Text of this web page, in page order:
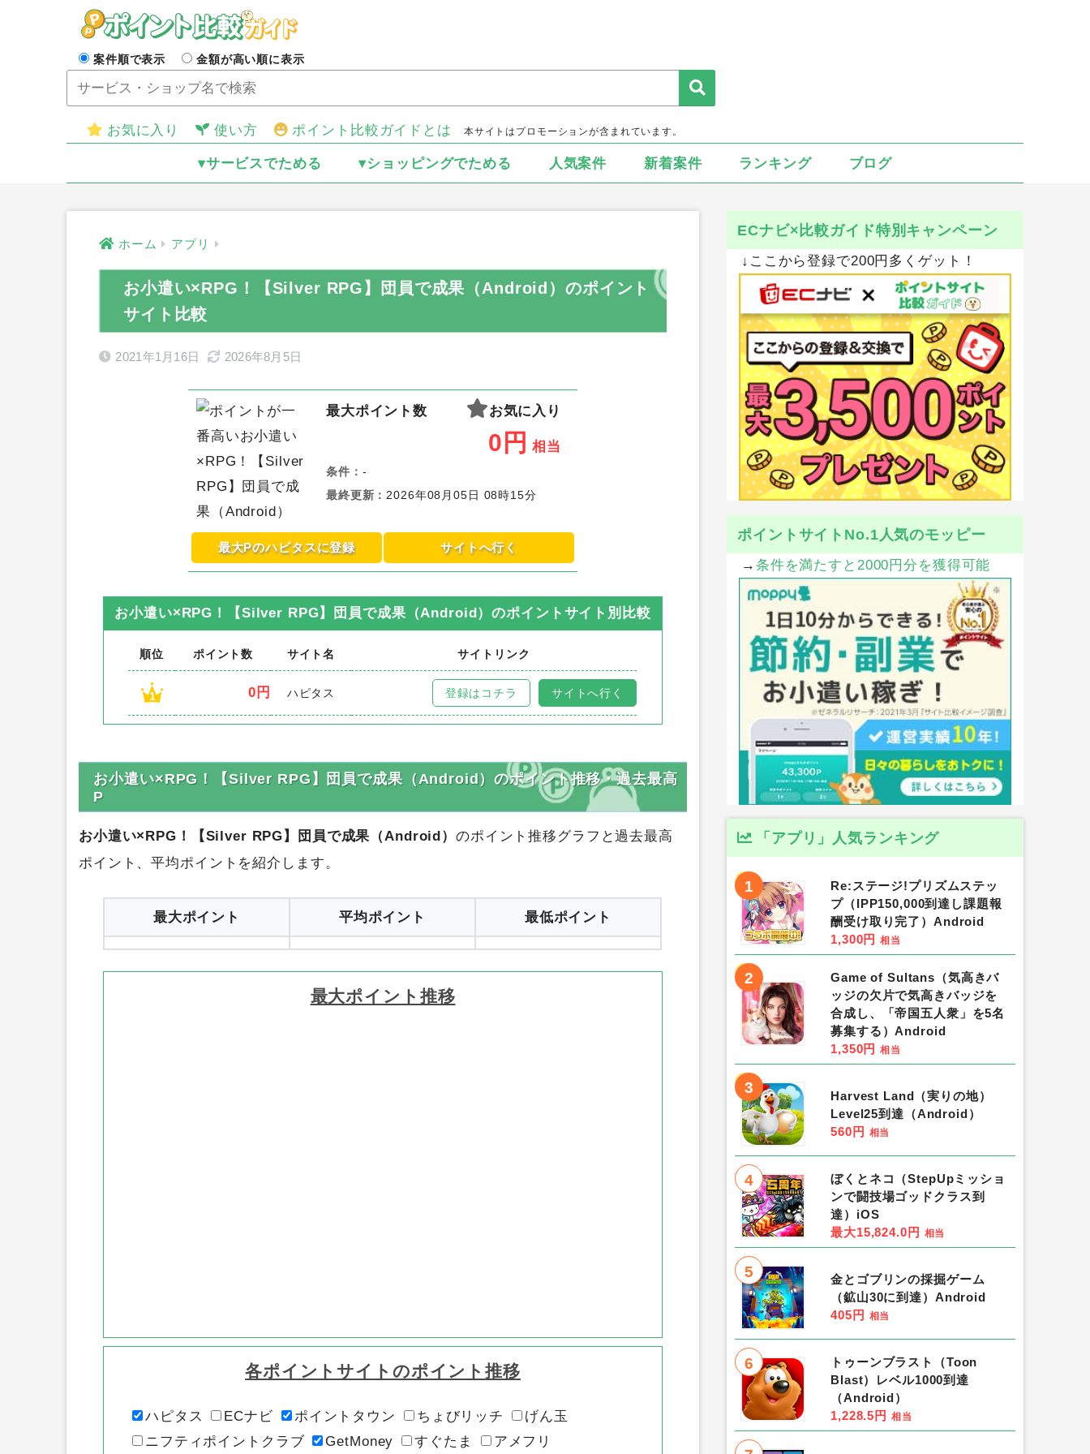
案件順で表示 金額が高い順に表示
お気に入り 使い方 ポイント比較ガイドとは 本サイトはプロモーションが含まれています。
▾サービスでためる ▾ショッピングでためる 人気案件 新着案件 ランキング ブログ
ホーム アプリ
お小遣い×RPG！【Silver RPG】団員で成果（Android）のポイント
サイト比較
2021年1月16日 2026年8月5日
最大ポイント数 お気に入り
0 円 相当
条件： -
最終更新 ： 2026年08月05日 08時15分
最大Pのハピタスに登録 サイトへ行く
お小遣い×RPG！【Silver RPG】団員で成果（Android）のポイントサイト別比較
順位 ポイント数 サイト名 サイトリンク
1 0円 ハピタス 登録はコチラ サイトへ行く
お小遣い×RPG！【Silver RPG】団員で成果（Android）のポイント推移・過去最高
お小遣い×RPG！【Silver RPG】団員で成果（Android）
のポイント推移グラフと過去最高
平均ポイント
ECナビ×比較ガイド特別キャンペーン
↓ここから登録で200円多くゲット！
ポイントサイトNo.1人気のモッピー
→ 条件を満たすと2000円分を獲得可能
「アプリ」人気ランキング
1
Re:ステージ!プリズムステッ
プ（IPP150,000到達し課題報
酬受け取り完了）Android
1,300円 相当
2
Game of Sultans（気高きバ
ッジの欠片で気高きバッジを
合成し、「帝国五人衆」を5名
募集する）Android
1,350円 相当
3
Harvest Land（実りの地）
Level25到達（Android）
560円 相当
4
ぼくとネコ（StepUpミッショ
ンで闘技場ゴッドクラス到
達）iOS
最大15,824.0円 相当
5
金とゴブリンの採掘ゲーム
（鉱山30に到達）Android
405円 相当
6
トゥーンブラスト（Toon
Blast）レベル1000到達
（Android）
1,228.5円 相当